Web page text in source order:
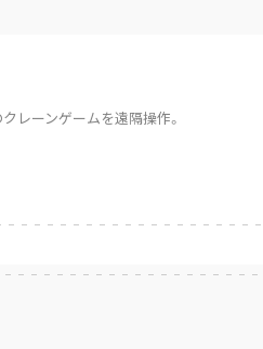
レーンゲームを遠隔操作。